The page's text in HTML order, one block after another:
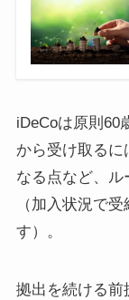
iDeCoは原則60
から受け取るに
なる点など、ル
（加入状況で
す）。
拠出を続ける前